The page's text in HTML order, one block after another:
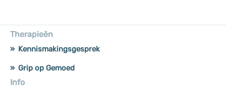
Therapieën
Kennismakingsgesprek
Grip op Gemoed
Info